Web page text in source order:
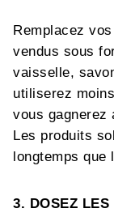
Remplacez
vendus sous
vaisselle,
utiliserez
vous gagnerez
Les produits
longtemps que
3. DOSEZ LES